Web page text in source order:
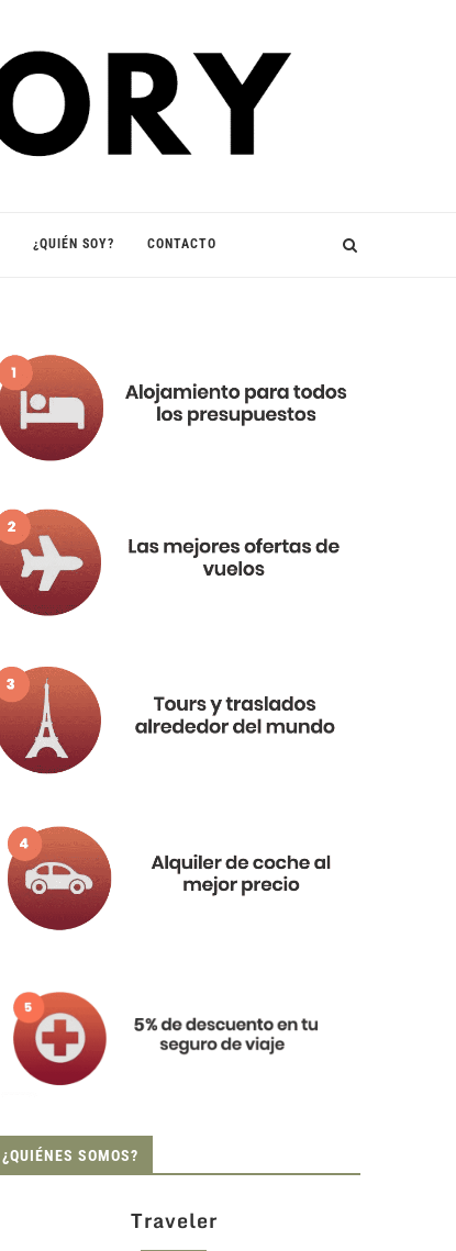
¿QUIÉN SOY? CONTACTO
¿QUIÉNES SOMOS?
Traveler